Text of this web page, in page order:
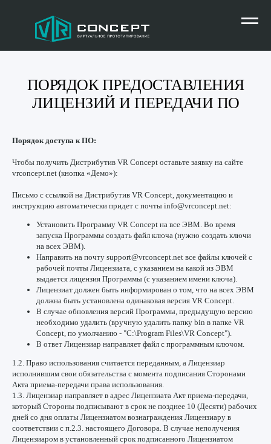
ПОРЯДОК ПРЕДОСТАВЛЕНИЯ
ЛИЦЕНЗИЙ И ПЕРЕДАЧИ ПО
Порядок доступа к ПО:
Чтобы получить Дистрибутив VR Concept оставьте заявку на сайте
vrconcept.net (кнопка «Демо»):
Письмо с ссылкой на Дистрибутив VR Concept, документацию и
инструкцию автоматически придет с почты info@vrconcept.net:
Установить Программу VR Concept на все ЭВМ. Во время
запуска Программы создать файл ключа (нужно создать ключи
на всех ЭВМ).
Направить на почту support@vrconcept.net все файлы ключей с
рабочей почты Лицензиата, с указанием на какой из ЭВМ
выдается лицензия Программы (с указанием имени ключа).
Лицензиат должен быть информирован о том, что на всех ЭВМ
должна быть установлена одинаковая версия VR Concept.
В случае обновления версий Программы, предыдущую версию
необходимо удалить (вручную удалить папку bin в папке VR
Concept, по умолчанию - "C:\Program Files\VR Concept").
В ответ Лицензиар направляет файл с программным ключом.
1.2. Право использования считается переданным, а Лицензиар
исполнившим свои обязательства с момента подписания Сторонами
Акта приема-передачи права использования.
1.3. Лицензиар направляет в адрес Лицензиата Акт приема-передачи,
который Стороны подписывают в срок не позднее 10 (Десяти) рабочих
дней со дня оплаты Лицензиатом вознаграждения Лицензиару в
соответствии с п.2.3. настоящего Договора. В случае неполучения
Лицензиаром в установленный срок подписанного Лицензиатом